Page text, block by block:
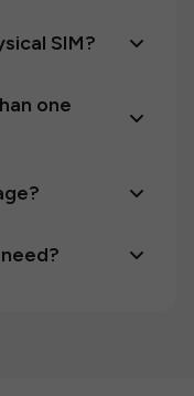
SIM?
one